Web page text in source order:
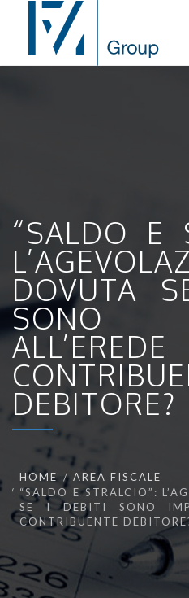
“SALDO E
DOVUTA
SONO
DEBITORE?
HOME
AREA FISCALE
“SALDO E STRALCIO”:
SE I DEBITI SONO
CONTRIBUENTE